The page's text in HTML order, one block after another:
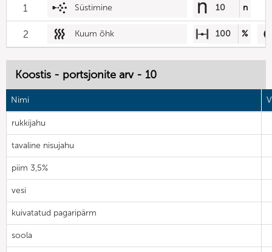
1 Süstimine 10 n
2 Kuum õhk 100 %
Koostis - portsjonite arv - 10
Nimi
rukkijahu
tavaline nisujahu
piim 3,5%
vesi
kuivatatud pagaripärm
soola